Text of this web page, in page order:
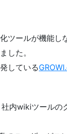
ツールが機能し
した。
している
社内wikiツールの